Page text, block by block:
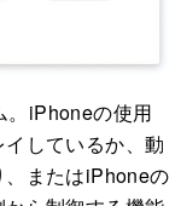
。iPhoneの使用
しているか、動
またはiPhoneの